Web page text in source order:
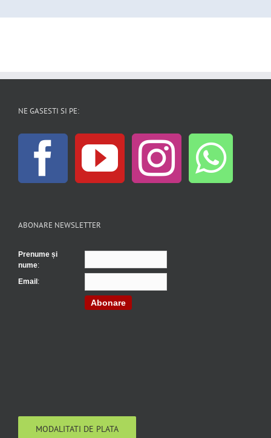
NE GASESTI SI PE:
ABONARE NEWSLETTER
Prenume și
nume:
Email :
Abonare
MODALITATI DE PLATA